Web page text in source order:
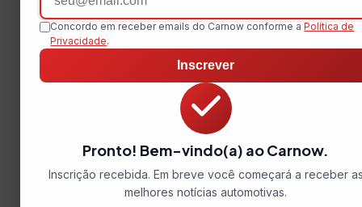
Concordo em receber emails do Carnow conforme aPolítica de
Privacidade.
Inscrever
Pronto! Bem-vindo(a) ao Carnow.
Inscrição recebida. Em breve você começará a receber
melhores notícias automotivas.